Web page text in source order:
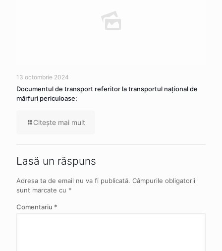
13 octombrie 2024
Documentul de transport referitor la transportul naţional de
mărfuri periculoase:
Citeşte mai mult
Lasă un răspuns
Adresa ta de email nu va fi publicată. Câmpurile obligatorii
sunt marcate cu *
Comentariu *